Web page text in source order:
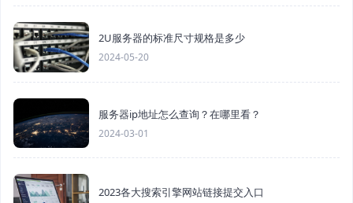
2U服务器的标准尺寸规格是多少
2024-05-20
服务器ip地址怎么查询？在哪里看？
2024-03-01
2023各大搜索引擎网站链接提交入口